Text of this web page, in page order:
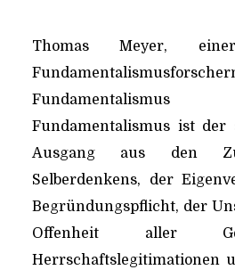
Thomas Meyer,
Fundamentalismus
Fundamentalismus ist der
Ausgang aus den
Selberdenkens, der
Begründungspflicht, der
Offenheit aller
Herrschaftslegitimationen